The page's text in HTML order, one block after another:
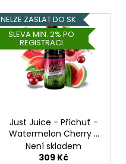
NELZE ZASLAT DO SK
SLEVA MIN. 2% PO
REGISTRACI
Just Juice - Příchuť -
Watermelon Cherry -
30ml
Není skladem
309 Kč